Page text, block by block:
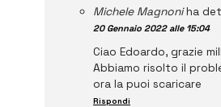
Michele Magnoni ha
20 Gennaio 2022 alle 15:04
Ciao Edoardo, grazie
Abbiamo risolto il
ora la puoi scaricare
Rispondi